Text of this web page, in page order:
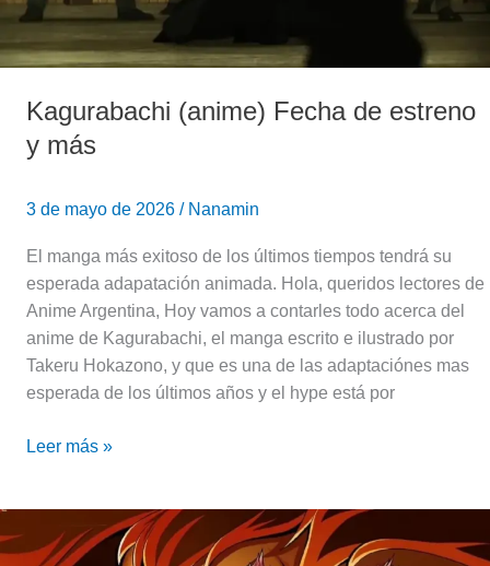
Kagurabachi (anime) Fecha de estreno
y más
3 de mayo de 2026 / Nanamin
El manga más exitoso de los últimos tiempos tendrá su
esperada adapatación animada. Hola, queridos lectores de
Anime Argentina, Hoy vamos a contarles todo acerca del
anime de Kagurabachi, el manga escrito e ilustrado por
Takeru Hokazono, y que es una de las adaptaciónes mas
esperada de los últimos años y el hype está por
Leer más »
Slayer